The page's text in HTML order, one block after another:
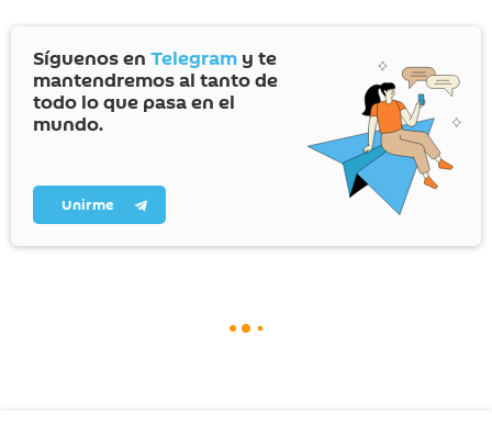
Síguenos en Telegram y te
mantendremos al tanto de
todo lo que pasa en el
mundo.
Unirme